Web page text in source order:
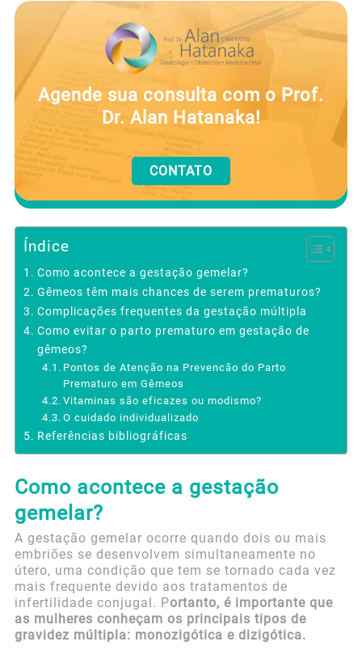
Agende sua consulta com o Prof.
Dr. Alan Hatanaka!
CONTATO
Índice
Como acontece a gestação gemelar?
Gêmeos têm mais chances de serem prematuros?
Complicações frequentes da gestação múltipla
Como evitar o parto prematuro em gestação de
gêmeos?
Pontos de Atenção na Prevencão do Parto
Prematuro em Gêmeos
Vitaminas são eficazes ou modismo?
O cuidado individualizado
Referências bibliográficas
Como acontece a gestação
gemelar?
A gestação gemelar ocorre quando dois ou mais
embriões se desenvolvem simultaneamente no
útero, uma condição que tem se tornado cada vez
mais frequente devido aos tratamentos de
infertilidade conjugal. Portanto, é importante que
as mulheres conheçam os principais tipos de
gravidez múltipla: monozigótica e dizigótica.